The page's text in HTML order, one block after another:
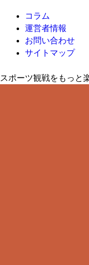
コラム
運営者情報
お問い合わせ
サイトマップ
スポーツ観戦をもっと